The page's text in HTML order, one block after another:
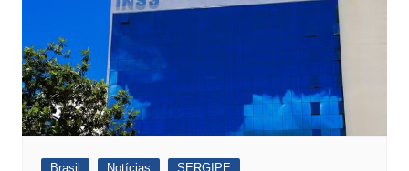
Brasil Notícias SERGIPE